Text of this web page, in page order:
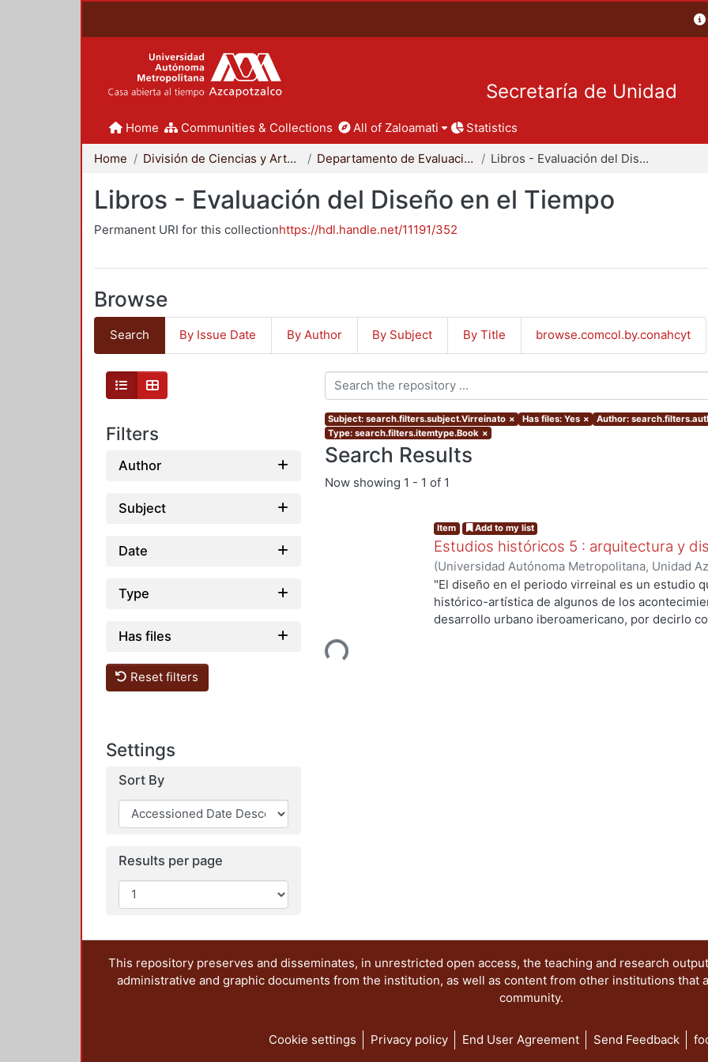
Secretaría de Unidad
Home Communities & Collections All of Zaloamati Statistics
Home División de Ciencias y Artes para el Diseño Departamento de Evaluación del Diseño en el Tiempo Libros - Evaluación del Diseño en el Tiempo
Libros - Evaluación del Diseño en el Tiempo
Permanent URI for this collectionhttps://hdl.handle.net/11191/352
Browse
Search By Issue Date By Author By Subject By Title browse.comcol.by.conahcyt
Filters
Author
Subject
Date
Type
Has files
Reset filters
Settings
Sort By
Results per page
Subject: search.filters.subject.Virreinato × Has files: Yes × Author:
Type: search.filters.itemtype.Book ×
Search Results
Now showing 1 - 1 of 1
Loading...
Item Add to my list
Estudios históricos 5 : arquitectura y
(Universidad Autónoma Metropolitana, Unidad
Artes para el Diseño, Departamento de
Redondo Gómez, Maruja, editora ;Meléndez
Alejandro; García-Zambrano, Ángel Julián;
"El diseño en el periodo virreinal es un estudio
histórico-artística de algunos de los
desarrollo urbano iberoamericano, por decirlo
This repository preserves and disseminates, in unrestricted open access, the teaching and research
administrative and graphic documents from the institution, as well as content from other institutions that
community.
Cookie settings Privacy policy End User Agreement Send Feedback